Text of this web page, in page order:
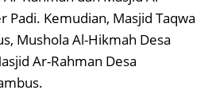
Padi. Kemudian, Masjid Taqwa
Mushola Al-Hikmah Desa
Ar-Rahman Desa